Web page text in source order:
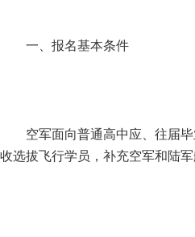
一、报名基本条件
空军面向普通高中应、往届毕
收选拔飞行学员，补充空军和陆